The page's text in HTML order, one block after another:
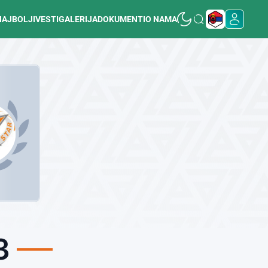
VESTIGALERIJADOKUMENTIO NAMA